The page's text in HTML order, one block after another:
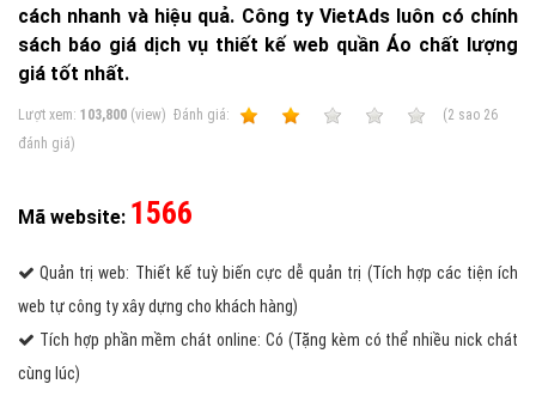
cách nhanh và hiệu quả. Công ty VietAds luôn có chính
sách báo giá dịch vụ thiết kế web quần Áo chất lượng
giá tốt nhất.
Lượt xem: 103,800 (view) Ðánh giá: (2 sao 26
đánh giá)
Mã website: 1566
Quản trị web: Thiết kế tuỳ biến cực dễ quản trị (Tích hợp các tiện ích
web tự công ty xây dựng cho khách hàng)
Tích hợp phần mềm chát online: Có (Tặng kèm có thể nhiều nick chát
cùng lúc)